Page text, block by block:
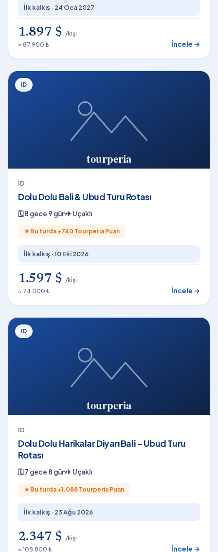
İlk kalkış · 24 Oca 2027
1.897 $ /kişi
≈ 87.900 ₺
İncele →
ID
ID
Dolu Dolu Bali & Ubud Turu Rotası
🗓8 gece 9 gün✈Uçaklı
★ Bu turda +740 Tourperia Puan
İlk kalkış ·10 Eki 2026
1.597 $ /kişi
≈ 74.000 ₺
İncele →
ID
ID
Dolu Dolu Harikalar Diyarı Bali - Ubud Turu
Rotası
🗓7 gece 8 gün✈Uçaklı
★ Bu turda +1.088 Tourperia Puan
İlk kalkış · 23 Ağu 2026
2.347 $ /kişi
≈ 108.800 ₺
İncele →